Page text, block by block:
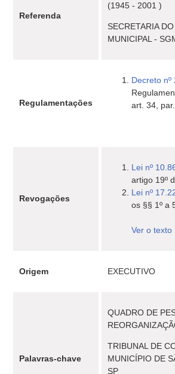
Referenda
(1945 - 2001 )
SECRETARIA
MUNICIPAL -
Regulamentações
Decreto nº
art. 34,
Revogações
Lei nº
artigo 19º
Lei nº
os §§ 1º a
Ver o texto
Origem EXECUTIVO
Palavras-chave
QUADRO DE
TRIBUNAL DE
MUNICÍPIO DE
SP